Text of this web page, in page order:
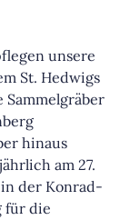
unsere
St. Hedwigs
hinaus
am 27.
in der Konrad-
für die